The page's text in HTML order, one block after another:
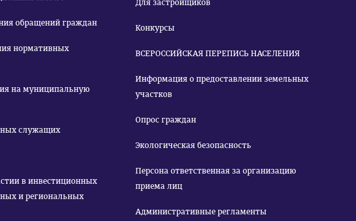
обращений граждан
нормативных
на муниципальную
служащих
в инвестиционных
и региональных
Для застройщиков
Конкурсы
ВСЕРОССИЙСКАЯ ПЕРЕПИСЬ НАСЕЛЕНИЯ
Информация о предоставлении земельных
участков
Опрос граждан
Экологическая безопасность
Персона ответственная за организацию
приема лиц
Административные регламенты